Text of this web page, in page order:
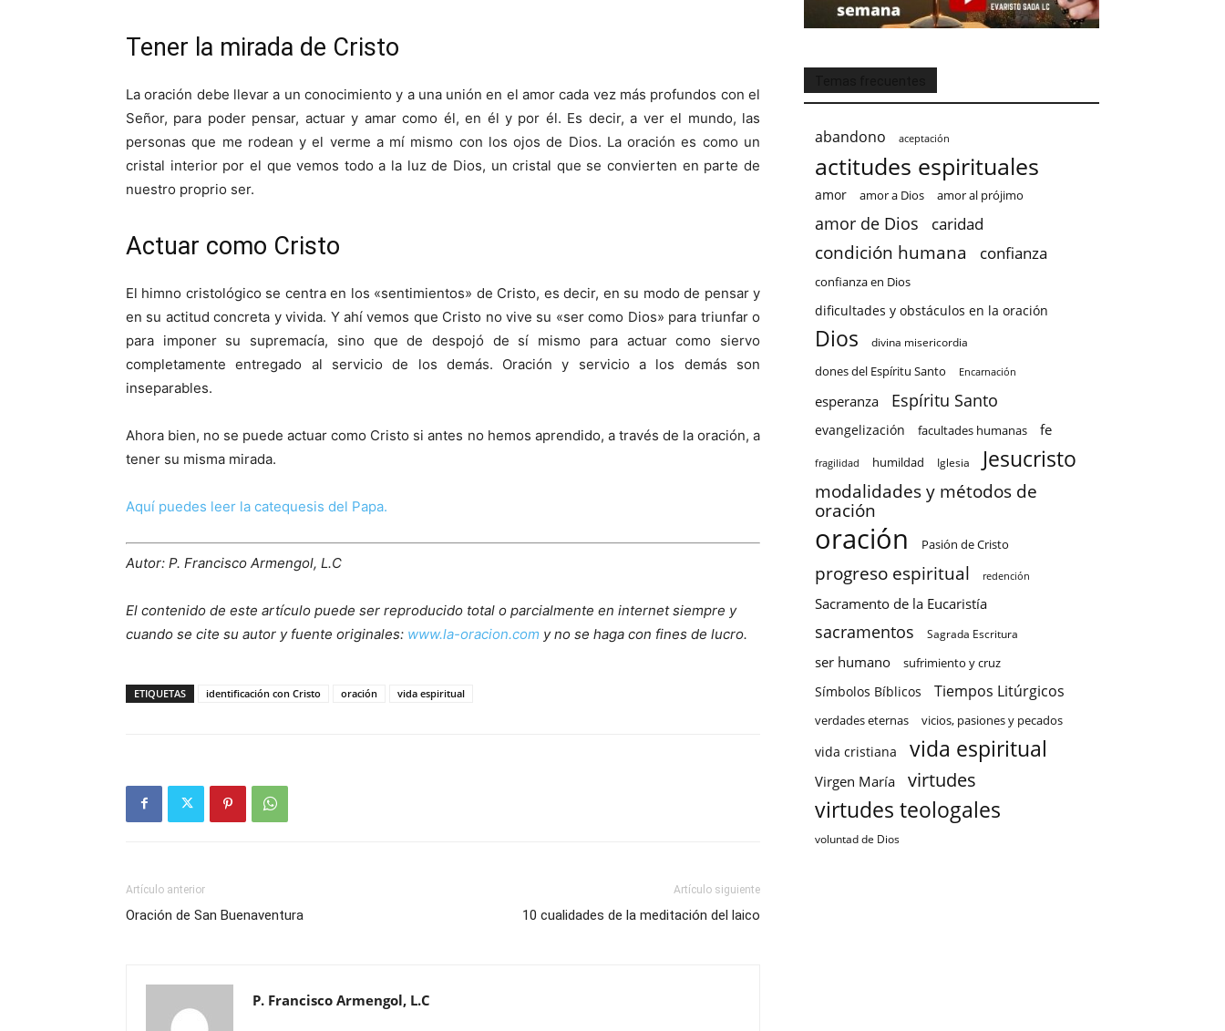
Tener la mirada de Cristo
La oración debe llevar a un conocimiento y a una unión en el amor cada vez más profundos con el
Señor, para poder pensar, actuar y amar como él, en él y por él. Es decir, a ver el mundo, las
personas que me rodean y el verme a mí mismo con los ojos de Dios. La oración es como un
cristal interior por el que vemos todo a la luz de Dios, un cristal que se convierten en parte de
nuestro proprio ser.
Actuar como Cristo
El himno cristológico se centra en los «sentimientos» de Cristo, es decir, en su modo de pensar y
en su actitud concreta y vivida. Y ahí vemos que Cristo no vive su «ser como Dios» para triunfar o
para imponer su supremacía, sino que de despojó de sí mismo para actuar como siervo
completamente entregado al servicio de los demás. Oración y servicio a los demás son
inseparables.
Ahora bien, no se puede actuar como Cristo si antes no hemos aprendido, a través de la oración, a
tener su misma mirada.
Aquí puedes leer la catequesis del Papa.
Autor: P. Francisco Armengol, L.C
El contenido de este artículo puede ser reproducido total o parcialmente en internet siempre y
cuando se cite su autor y fuente originales: www.la-oracion.com y no se haga con fines de lucro.
ETIQUETAS identificación con Cristo oración vida espiritual
Artículo anterior
Oración de San Buenaventura
Artículo siguiente
10 cualidades de la meditación del laico
P. Francisco Armengol, L.C
abandono aceptación
actitudes espirituales
amor amor a Dios amor al prójimo
amor de Dios caridad
condición humana confianza
confianza en Dios
dificultades y obstáculos en la oración
Dios divina misericordia
dones del Espíritu Santo Encarnación
esperanza Espíritu Santo
evangelización facultades humanas fe
fragilidad humildad Iglesia Jesucristo
modalidades y métodos de
oración
oración Pasión de Cristo
progreso espiritual redención
Sacramento de la Eucaristía
sacramentos Sagrada Escritura
ser humano sufrimiento y cruz
Símbolos Bíblicos Tiempos Litúrgicos
verdades eternas vicios, pasiones y pecados
vida cristiana vida espiritual
Virgen María virtudes
virtudes teologales
voluntad de Dios